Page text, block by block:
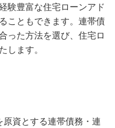
験豊富な住宅ローンアド
こともできます。連帯債
った方法を選び、住宅ロ
ます。
資とする連帯債務・連